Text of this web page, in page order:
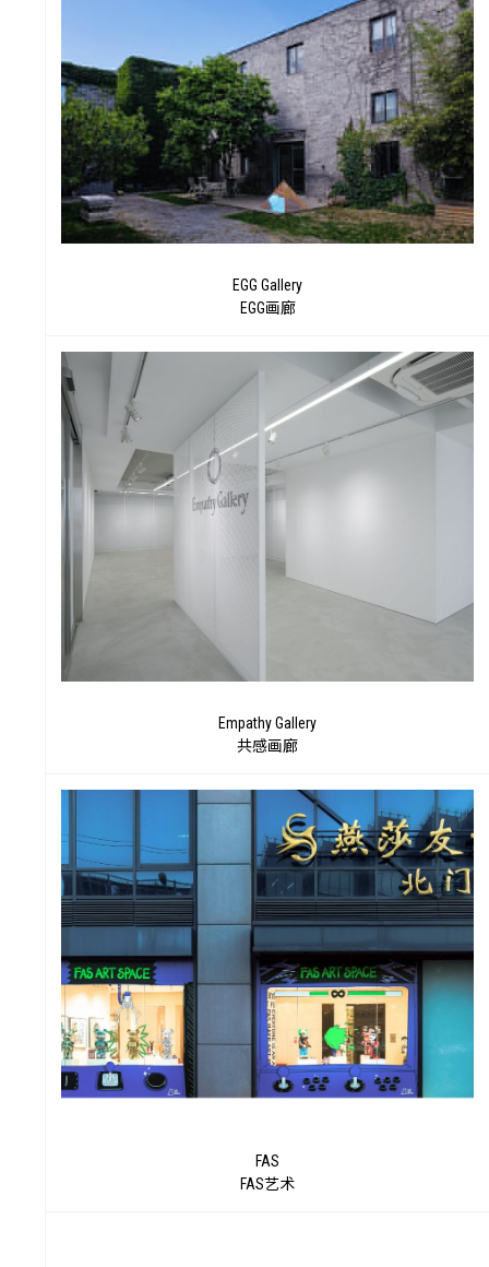
EGG Gallery
EGG画廊
Empathy Gallery
共感画廊
FAS
FAS艺术